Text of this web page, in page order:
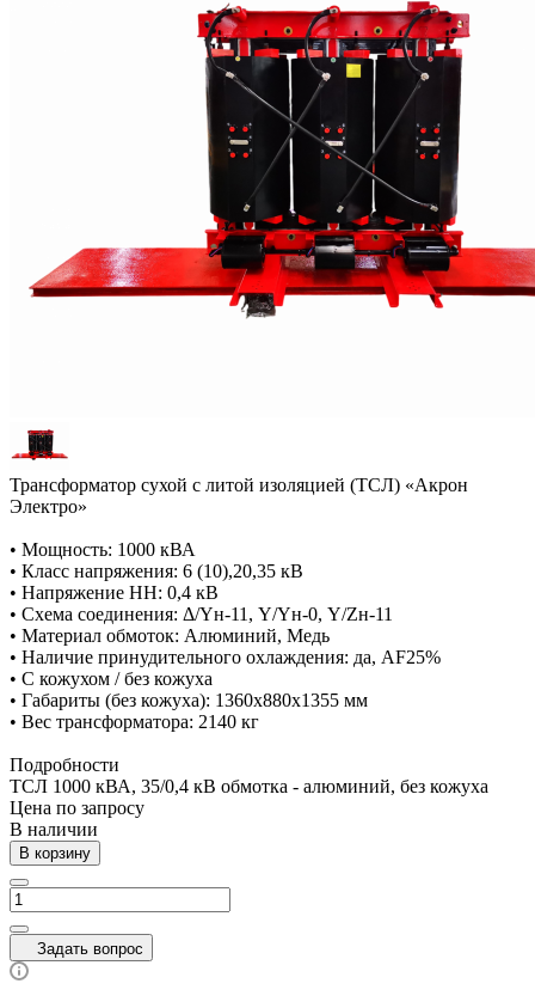
Трансформатор сухой с литой изоляцией (ТСЛ) «Акрон
Электро»
• Мощность: 1000 кВА
• Класс напряжения: 6 (10),20,35 кВ
• Напряжение НН: 0,4 кВ
• Схема соединения: Δ/Yн-11, Y/Yн-0, Y/Zн-11
• Материал обмоток: Алюминий, Медь
• Наличие принудительного охлаждения: да, AF25%
• С кожухом / без кожуха
• Габариты (без кожуха): 1360х880х1355 мм
• Вес трансформатора: 2140 кг
Подробности
ТСЛ 1000 кВА, 35/0,4 кВ обмотка - алюминий, без кожуха
Цена по запросу
В наличии
В корзину
Задать вопрос